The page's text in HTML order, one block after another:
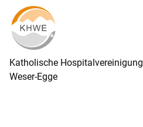
Katholische Hospitalvereinigung
Weser-Egge